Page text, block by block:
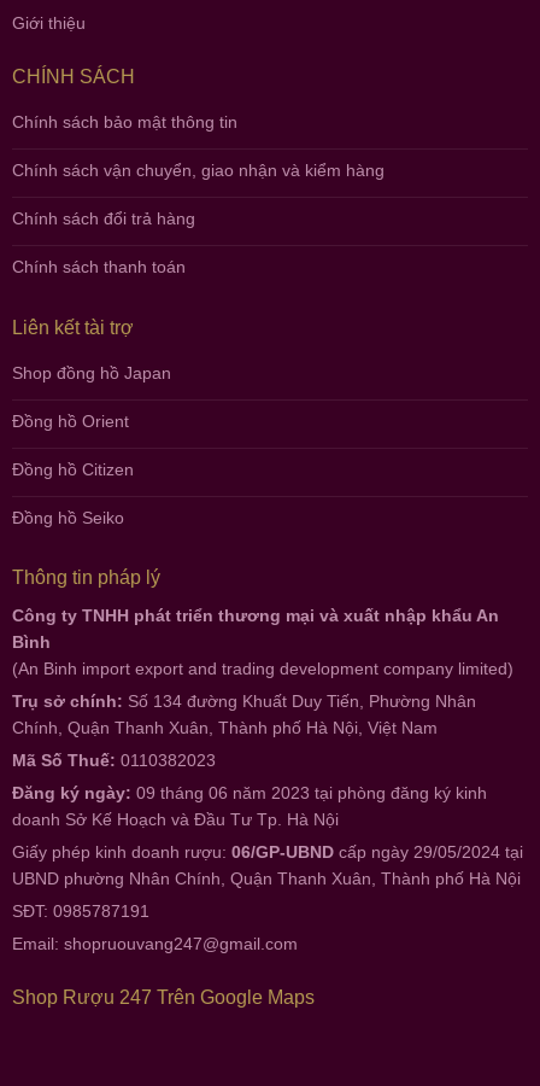
Giới thiệu
CHÍNH SÁCH
Chính sách bảo mật thông tin
Chính sách vận chuyển, giao nhận và kiểm hàng
Chính sách đổi trả hàng
Chính sách thanh toán
Liên kết tài trợ
Shop đồng hồ Japan
Đồng hồ Orient
Đồng hồ Citizen
Đồng hồ Seiko
Thông tin pháp lý
Công ty TNHH phát triển thương mại và xuất nhập khẩu An
Bình
(An Binh import export and trading development company limited)
Trụ sở chính: Số 134 đường Khuất Duy Tiến, Phường Nhân
Chính, Quận Thanh Xuân, Thành phố Hà Nội, Việt Nam
Mã Số Thuế: 0110382023
Đăng ký ngày: 09 tháng 06 năm 2023 tại phòng đăng ký kinh
doanh Sở Kế Hoạch và Đầu Tư Tp. Hà Nội
Giấy phép kinh doanh rượu: 06/GP-UBND cấp ngày 29/05/2024 tại
UBND phường Nhân Chính, Quận Thanh Xuân, Thành phố Hà Nội
SĐT: 0985787191
Email: shopruouvang247@gmail.com
Shop Rượu 247 Trên Google Maps